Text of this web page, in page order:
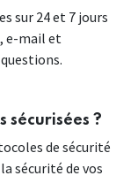
sur 24 et 7 jours
e-mail et
sécurisées ?
de sécurité
sécurité de vos